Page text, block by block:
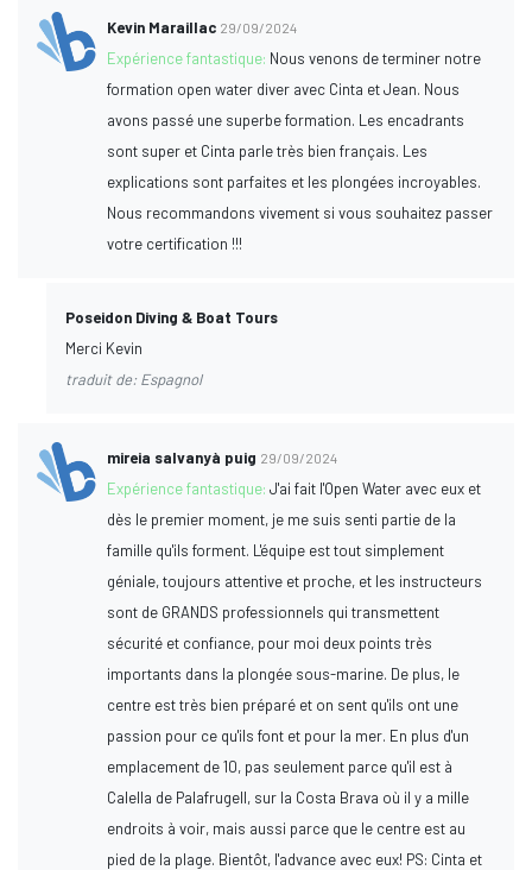
Kevin Maraillac 29/09/2024
Expérience fantastique: Nous venons de terminer notre
formation open water diver avec Cinta et Jean. Nous
avons passé une superbe formation. Les encadrants
sont super et Cinta parle très bien français. Les
explications sont parfaites et les plongées incroyables.
Nous recommandons vivement si vous souhaitez passer
votre certification !!!
Poseidon Diving & Boat Tours
Merci Kevin
traduit de: Espagnol
mireia salvanyà puig 29/09/2024
Expérience fantastique:J'ai fait l'Open Water avec eux et
dès le premier moment, je me suis senti partie de la
famille qu'ils forment. L'équipe est tout simplement
géniale, toujours attentive et proche, et les instructeurs
sont de GRANDS professionnels qui transmettent
sécurité et confiance, pour moi deux points très
importants dans la plongée sous-marine. De plus, le
centre est très bien préparé et on sent qu'ils ont une
passion pour ce qu'ils font et pour la mer. En plus d'un
emplacement de 10, pas seulement parce qu'il est à
Calella de Palafrugell, sur la Costa Brava où il y a mille
endroits à voir, mais aussi parce que le centre est au
pied de la plage. Bientôt, l'advance avec eux! PS: Cinta et